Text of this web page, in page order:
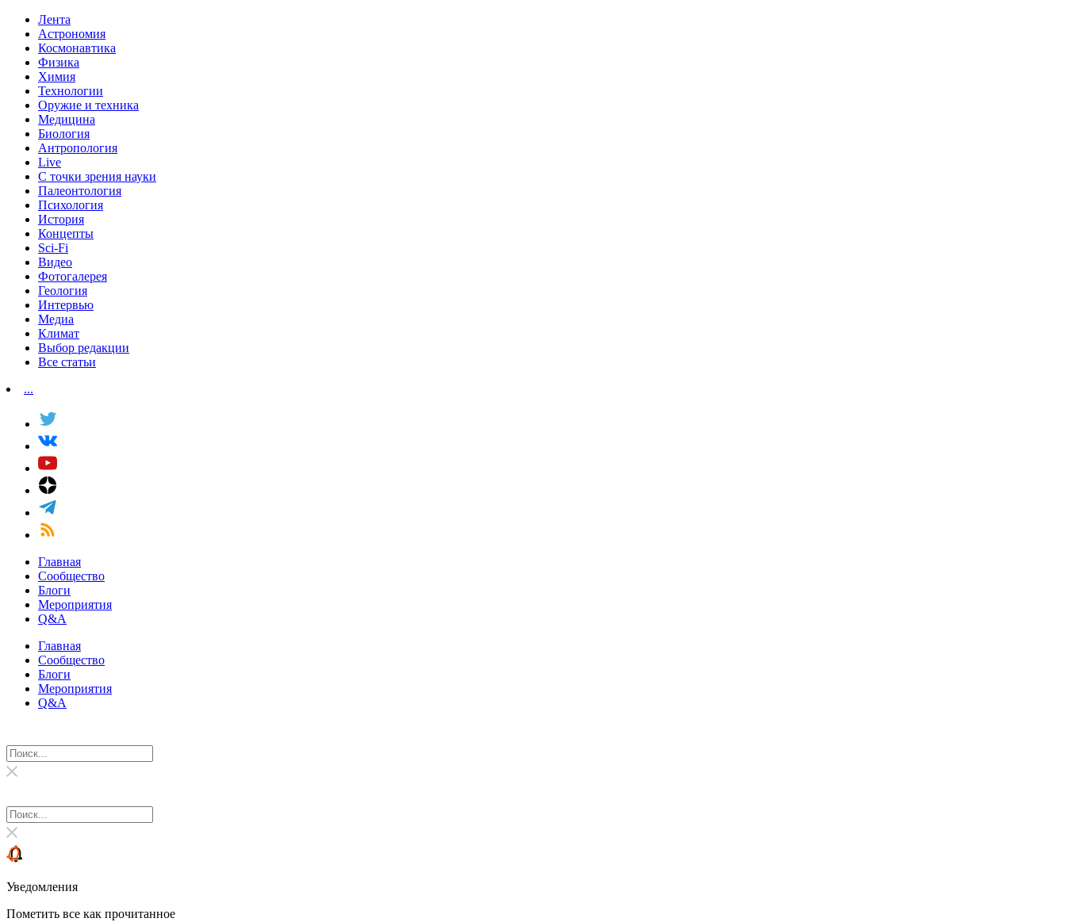
Лента
Астрономия
Космонавтика
Физика
Химия
Технологии
Оружие и техника
Медицина
Биология
Антропология
Live
С точки зрения науки
Палеонтология
Психология
История
Концепты
Sci-Fi
Видео
Фотогалерея
Геология
Интервью
Медиа
Климат
Выбор редакции
Все статьи
...
Главная
Сообщество
Блоги
Мероприятия
Q&A
Главная
Сообщество
Блоги
Мероприятия
Q&A
Уведомления
Пометить все как прочитанное